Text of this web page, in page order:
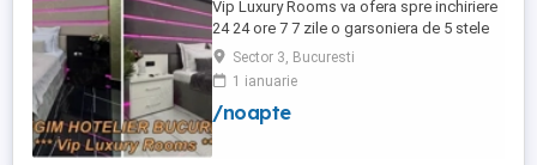
Vip Luxury Rooms va ofera spre inchiriere
24 24 ore 7 7 zile o garsoniera de 5 stele
Luxoase cu un desing unic si deosebit in
Sector 3 Bucuresti . Garsoniera se alfa in
Complex Rezidential Nou . Monitorizare
Video in Complex ( de la Politia Locala
Sector 3, Bucuresti
1 ianuarie
/noapte